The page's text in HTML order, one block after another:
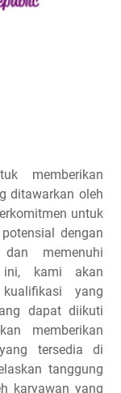
memberikan
ditawarkan oleh
untuk
dengan
memenuhi
ini, kami akan
yang
dapat diikuti
memberikan
tersedia di
tanggung
karyawan yang